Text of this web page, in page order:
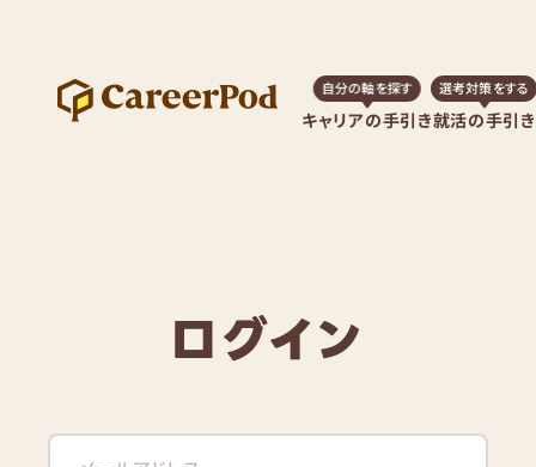
キャリアの手引き
自分の軸を探す
就活の手引き
選考対策をする
ログイン